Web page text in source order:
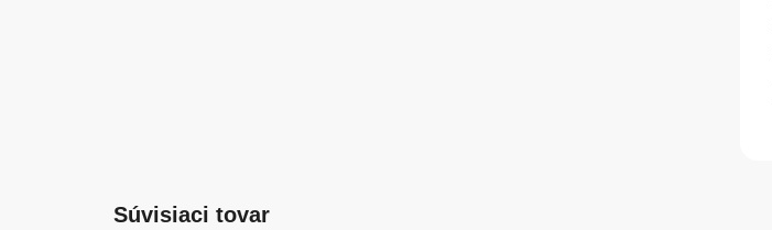
Súvisiaci tovar